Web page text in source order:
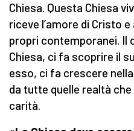
Chiesa. Questa Chiesa
riceve l’amore di Cristo
propri contemporanei. Il
Chiesa, ci fa scoprire il
esso, ci fa crescere
da tutte quelle realtà
carità.